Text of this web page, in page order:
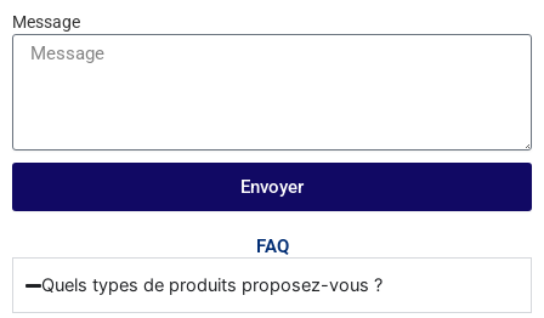
Message
Envoyer
FAQ
Quels types de produits proposez-vous ?